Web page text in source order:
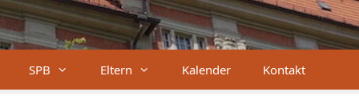
SPB Eltern Kalender Kontakt